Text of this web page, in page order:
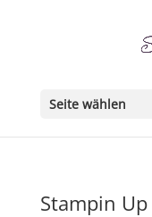
Seite wählen
Stampin